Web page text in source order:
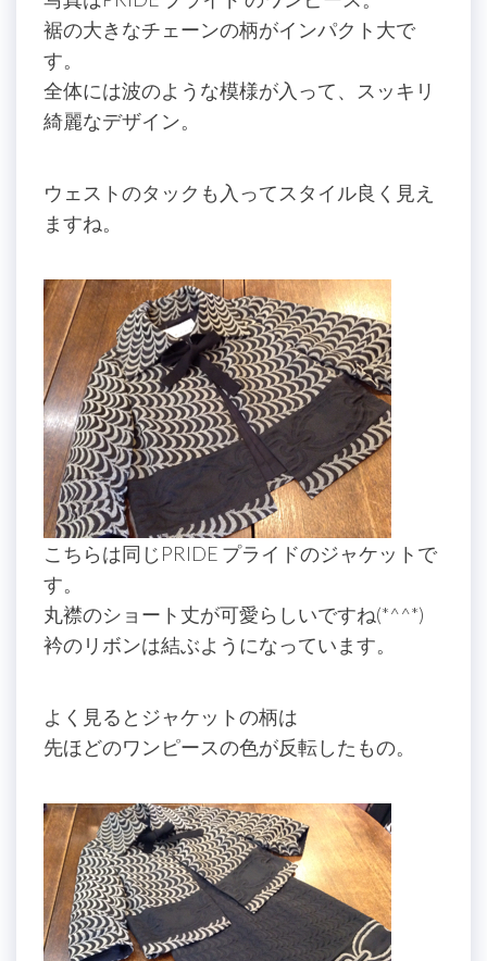
裾の大きなチェーンの柄がインパクト大で
す。
全体には波のような模様が入って、スッキリ
綺麗なデザイン。
ウェストのタックも入ってスタイル良く見え
ますね。
こちらは同じPRIDE プライドのジャケットで
す。
丸襟のショート丈が可愛らしいですね(*^^*)
衿のリボンは結ぶようになっています。
よく見るとジャケットの柄は
先ほどのワンピースの色が反転したもの。